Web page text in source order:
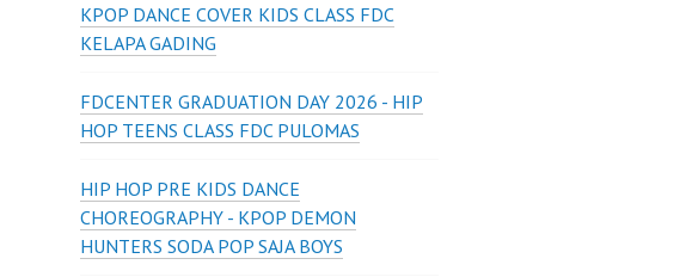
KPOP DANCE COVER KIDS CLASS FDC
KELAPA GADING
FDCENTER GRADUATION DAY 2026 - HIP
HOP TEENS CLASS FDC PULOMAS
HIP HOP PRE KIDS DANCE
CHOREOGRAPHY - KPOP DEMON
HUNTERS SODA POP SAJA BOYS